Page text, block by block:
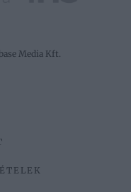
Media Kft.